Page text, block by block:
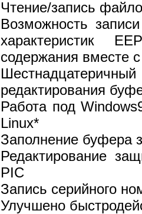
Чтение/запись
Возможность
характеристик
содержания вместе
редактирования
Работа под
Linux*
Заполнение буфера
Редактирование
PIC
Запись серийного
Улучшено